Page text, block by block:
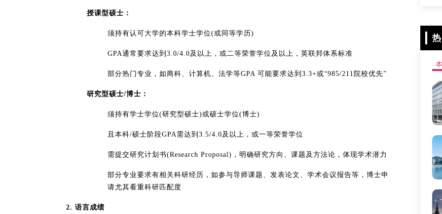
​​授课型硕士​​：
须持有​​认可大学的本科学士学位​​(或同等学历)
​​GPA通常要求达到3.0/4.0及以上，或二等荣誉学位及以上，英联邦体系标准
部分热门专业，如商科、计算机、法学等​​GPA 可能要求达到3.3+​​或“985/211院校优先”
研究型硕士/博士​​：
须持有​​学士学位(研究型硕士)或硕士学位(博士)​​
且本科/硕士阶段GPA需达到​​3.5/4.0及以上​​，或一等荣誉学位
需提交​​研究计划书(Research Proposal)​​，明确研究方向、课题及方法论，体现学术潜力
部分专业要求有​​相关科研经历，如参与导师课题、发表论文、学术会议报告等，博士申
请尤其看重科研匹配度
​​2. 语言成绩​​